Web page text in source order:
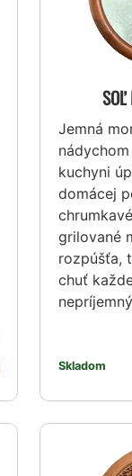
Jemná
kuchyni
domácej
grilované
rozpúšťa,
chuť
Skladom